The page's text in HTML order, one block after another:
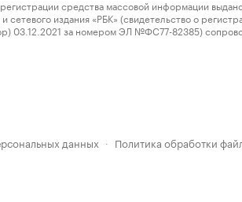
средства массовой информации
издания «РБК» (свидетельство о
03.12.2021 за номером ЭЛ №ФС77-82385)
данных · Политика обработки